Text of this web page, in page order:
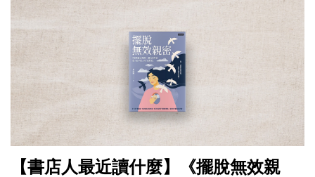
【書店人最近讀什麼】《擺脫無效親